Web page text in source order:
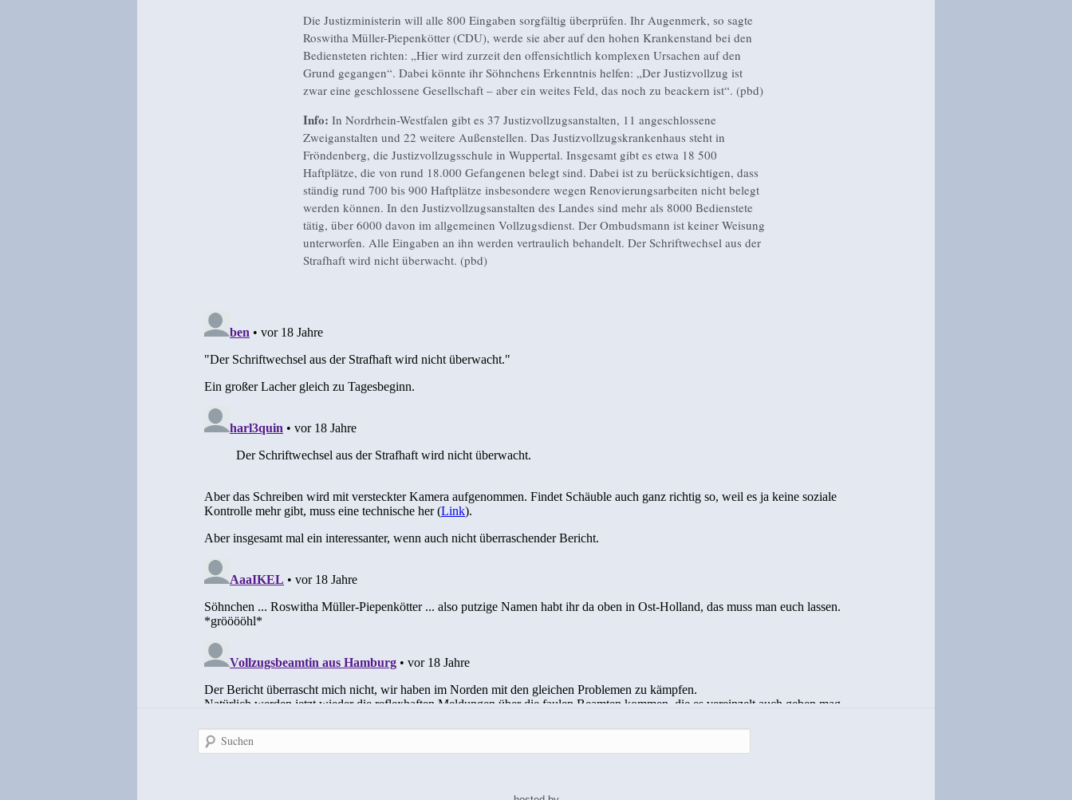
Die Justizministerin will alle 800 Eingaben sorgfältig überprüfen. Ihr Augenmerk, so sagte
Roswitha Müller-Piepenkötter (CDU), werde sie aber auf den hohen Krankenstand bei den
Bediensteten richten: „Hier wird zurzeit den offensichtlich komplexen Ursachen auf den
Grund gegangen“. Dabei könnte ihr Söhnchens Erkenntnis helfen: „Der Justizvollzug ist
zwar eine geschlossene Gesellschaft – aber ein weites Feld, das noch zu beackern ist“. (pbd)
Info: In Nordrhein-Westfalen gibt es 37 Justizvollzugsanstalten, 11 angeschlossene
Zweiganstalten und 22 weitere Außenstellen. Das Justizvollzugskrankenhaus steht in
Fröndenberg, die Justizvollzugsschule in Wuppertal. Insgesamt gibt es etwa 18 500
Haftplätze, die von rund 18.000 Gefangenen belegt sind. Dabei ist zu berücksichtigen, dass
ständig rund 700 bis 900 Haftplätze insbesondere wegen Renovierungsarbeiten nicht belegt
werden können. In den Justizvollzugsanstalten des Landes sind mehr als 8000 Bedienstete
tätig, über 6000 davon im allgemeinen Vollzugsdienst. Der Ombudsmann ist keiner Weisung
unterworfen. Alle Eingaben an ihn werden vertraulich behandelt. Der Schriftwechsel aus der
Strafhaft wird nicht überwacht. (pbd)
Suchen